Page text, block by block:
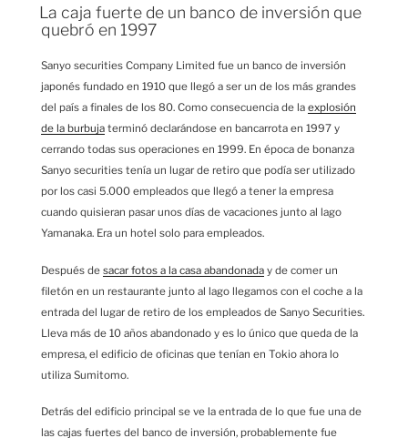
EL
La caja fuerte de un banco de inversión que
quebró en 1997
Sanyo securities Company Limited fue un banco de inversión
japonés fundado en 1910 que llegó a ser un de los más grandes
del país a finales de los 80. Como consecuencia de la explosión
de la burbuja terminó declarándose en bancarrota en 1997 y
cerrando todas sus operaciones en 1999. En época de bonanza
Sanyo securities tenía un lugar de retiro que podía ser utilizado
por los casi 5.000 empleados que llegó a tener la empresa
cuando quisieran pasar unos días de vacaciones junto al lago
Yamanaka. Era un hotel solo para empleados.
Después de sacar fotos a la casa abandonada y de comer un
filetón en un restaurante junto al lago llegamos con el coche a la
entrada del lugar de retiro de los empleados de Sanyo Securities.
Lleva más de 10 años abandonado y es lo único que queda de la
empresa, el edificio de oficinas que tenían en Tokio ahora lo
utiliza Sumitomo.
Detrás del edificio principal se ve la entrada de lo que fue una de
las cajas fuertes del banco de inversión, probablemente fue